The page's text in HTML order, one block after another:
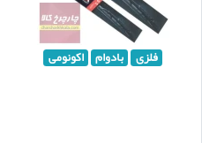
فلزی بادوام اکونومی